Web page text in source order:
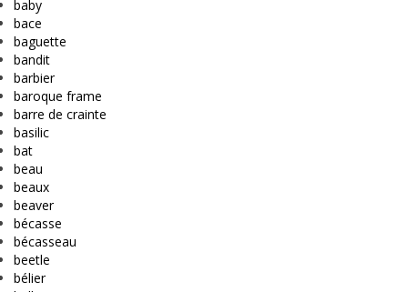
baby
bace
baguette
bandit
barbier
baroque frame
barre de crainte
basilic
bat
beau
beaux
beaver
bécasse
bécasseau
beetle
bélier